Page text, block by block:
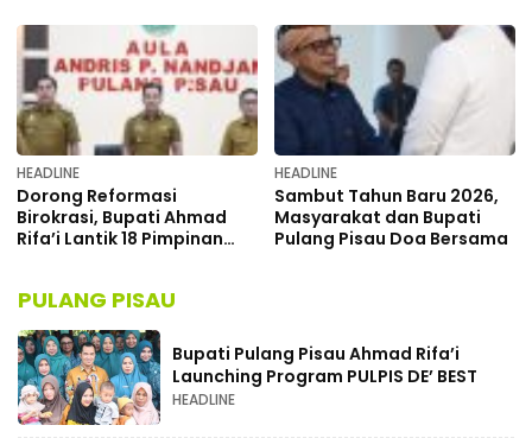
HEADLINE
Dorong Reformasi
Birokrasi, Bupati Ahmad
Rifa’i Lantik 18 Pimpinan
HEADLINE
Sambut Tahun Baru 2026,
Masyarakat dan Bupati
Pulang Pisau Doa Bersama
PULANG PISAU
Bupati Pulang Pisau Ahmad Rifa’i
Launching Program PULPIS DE’ BEST
HEADLINE